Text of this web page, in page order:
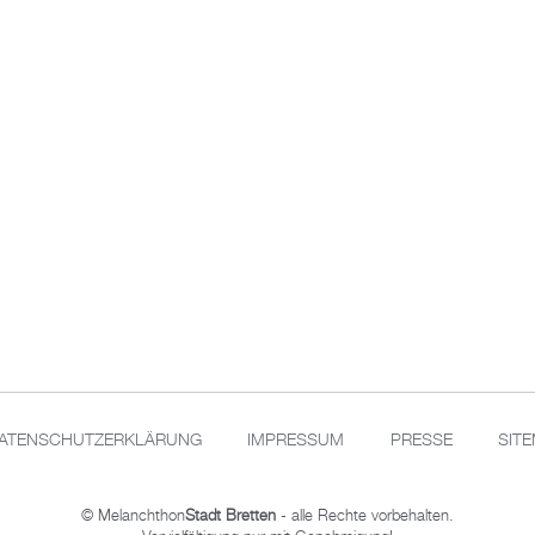
IMPRESSUM PRESSE
© MelanchthonStadt Bretten - alle Rechte vorbehalten.